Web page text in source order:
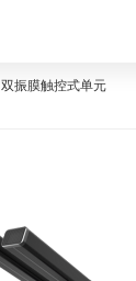
双振膜触控式单元